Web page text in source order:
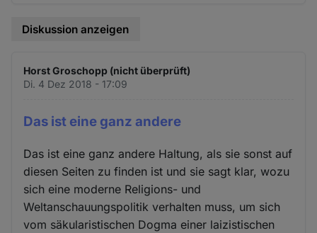
Diskussion anzeigen
Horst Groschopp (nicht überprüft)
Di. 4 Dez 2018 - 17:09
Das ist eine ganz andere
Das ist eine ganz andere Haltung, als sie sonst auf
diesen Seiten zu finden ist und sie sagt klar, wozu
sich eine moderne Religions- und
Weltanschauungspolitik verhalten muss, um sich
vom säkularistischen Dogma einer laizistischen